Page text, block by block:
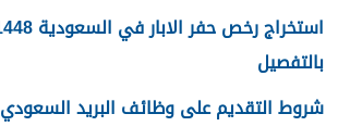
بالتفصيل
شروط التقديم على وظائف البريد السعودي 1448